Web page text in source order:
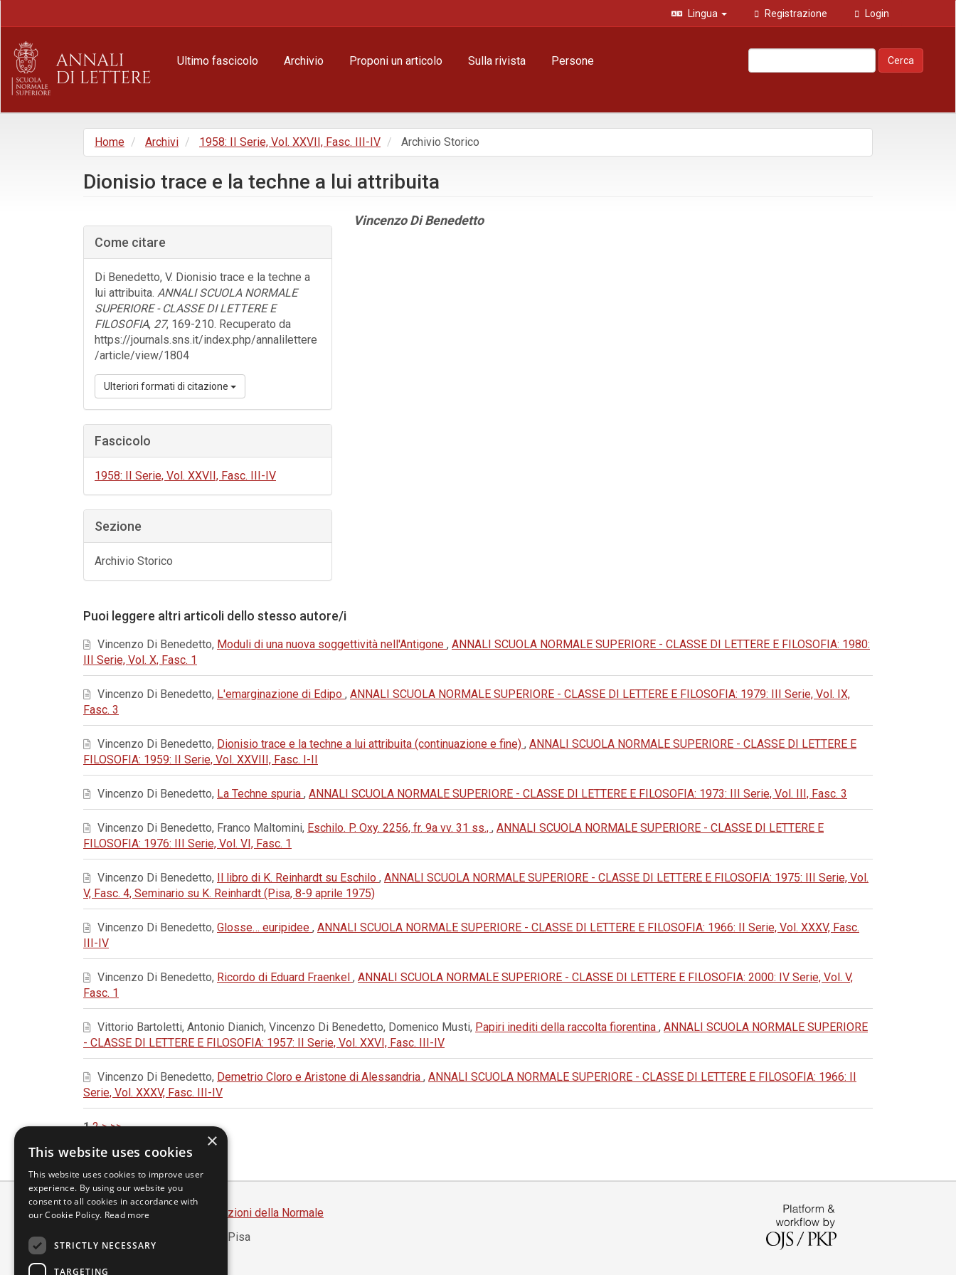
principale
Barra
laterale
Lingua Registrazione Login
Ultimo fascicolo Archivio Proponi un articolo Sulla rivista Persone Cerca
Home Archivi 1958: II Serie, Vol. XXVII, Fasc. III-IV Archivio Storico
Dionisio trace e la techne a lui attribuita
laterale
dell'articolo
Come citare
Di Benedetto, V. Dionisio trace e la techne a
lui attribuita. ANNALI SCUOLA NORMALE
SUPERIORE - CLASSE DI LETTERE E
FILOSOFIA, 27, 169-210. Recuperato da
https://journals.sns.it/index.php/annalilettere
/article/view/1804
Ulteriori formati di citazione
Fascicolo
1958: II Serie, Vol. XXVII, Fasc. III-IV
Sezione
Archivio Storico
Contenuto
Vincenzo Di Benedetto
Puoi leggere altri articoli dello stesso autore/i
Vincenzo Di Benedetto, Moduli di una nuova soggettività nell'Antigone , ANNALI SCUOLA NORMALE SUPERIORE - CLASSE DI LETTERE E FILOSOFIA: 1980:
III Serie, Vol. X, Fasc. 1
Vincenzo Di Benedetto, L'emarginazione di Edipo , ANNALI SCUOLA NORMALE SUPERIORE - CLASSE DI LETTERE E FILOSOFIA: 1979: III Serie, Vol. IX,
Fasc. 3
Vincenzo Di Benedetto, Dionisio trace e la techne a lui attribuita (continuazione e fine) , ANNALI SCUOLA NORMALE SUPERIORE - CLASSE DI LETTERE E
FILOSOFIA: 1959: II Serie, Vol. XXVIII, Fasc. I-II
Vincenzo Di Benedetto, La Techne spuria , ANNALI SCUOLA NORMALE SUPERIORE - CLASSE DI LETTERE E FILOSOFIA: 1973: III Serie, Vol. III, Fasc. 3
Vincenzo Di Benedetto, Franco Maltomini, Eschilo. P. Oxy. 2256, fr. 9a vv. 31 ss., , ANNALI SCUOLA NORMALE SUPERIORE - CLASSE DI LETTERE E
FILOSOFIA: 1976: III Serie, Vol. VI, Fasc. 1
Vincenzo Di Benedetto, Il libro di K. Reinhardt su Eschilo , ANNALI SCUOLA NORMALE SUPERIORE - CLASSE DI LETTERE E FILOSOFIA: 1975: III Serie, Vol.
V, Fasc. 4, Seminario su K. Reinhardt (Pisa, 8-9 aprile 1975)
Vincenzo Di Benedetto, Glosse… euripidee , ANNALI SCUOLA NORMALE SUPERIORE - CLASSE DI LETTERE E FILOSOFIA: 1966: II Serie, Vol. XXXV, Fasc.
III-IV
Vincenzo Di Benedetto, Ricordo di Eduard Fraenkel , ANNALI SCUOLA NORMALE SUPERIORE - CLASSE DI LETTERE E FILOSOFIA: 2000: IV Serie, Vol. V,
Fasc. 1
Vittorio Bartoletti, Antonio Dianich, Vincenzo Di Benedetto, Domenico Musti, Papiri inediti della raccolta fiorentina , ANNALI SCUOLA NORMALE SUPERIORE
- CLASSE DI LETTERE E FILOSOFIA: 1957: II Serie, Vol. XXVI, Fasc. III-IV
Vincenzo Di Benedetto, Demetrio Cloro e Aristone di Alessandria , ANNALI SCUOLA NORMALE SUPERIORE - CLASSE DI LETTERE E FILOSOFIA: 1966: II
Serie, Vol. XXXV, Fasc. III-IV
1 2 > >>
Scuola Normale Superiore
Edizioni della Normale
Piazza dei Cavalieri, 7 - 56126 Pisa
Partita IVA 00420000507
×
This website uses cookies
This website uses cookies to improve user
experience. By using our website you
consent to all cookies in accordance with
our Cookie Policy. Read more
STRICTLY NECESSARY
TARGETING